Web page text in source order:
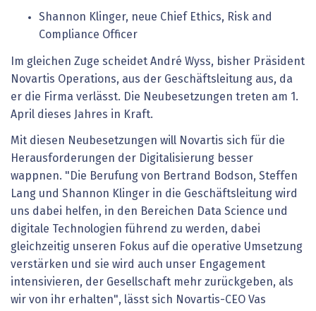
Shannon Klinger, neue Chief Ethics, Risk and
Compliance Officer
Im gleichen Zuge scheidet André Wyss, bisher Präsident
Novartis Operations, aus der Geschäftsleitung aus, da
er die Firma verlässt. Die Neubesetzungen treten am 1.
April dieses Jahres in Kraft.
Mit diesen Neubesetzungen will Novartis sich für die
Herausforderungen der Digitalisierung besser
wappnen. "Die Berufung von Bertrand Bodson, Steffen
Lang und Shannon Klinger in die Geschäftsleitung wird
uns dabei helfen, in den Bereichen Data Science und
digitale Technologien führend zu werden, dabei
gleichzeitig unseren Fokus auf die operative Umsetzung
verstärken und sie wird auch unser Engagement
intensivieren, der Gesellschaft mehr zurückgeben, als
wir von ihr erhalten", lässt sich Novartis-CEO Vas